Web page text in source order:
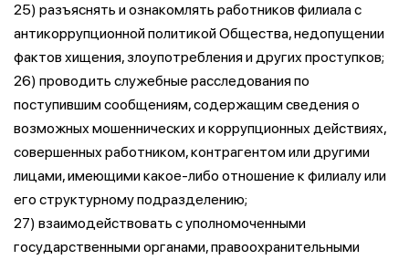
25) разъяснять и ознакомлять работников филиала с
антикоррупционной политикой Общества, недопущении
фактов хищения, злоупотребления и других проступков;
26) проводить служебные расследования по
поступившим сообщениям, содержащим сведения о
возможных мошеннических и коррупционных действиях,
совершенных работником, контрагентом или другими
лицами, имеющими какое-либо отношение к филиалу или
его структурному подразделению;
27) взаимодействовать с уполномоченными
государственными органами, правоохранительными